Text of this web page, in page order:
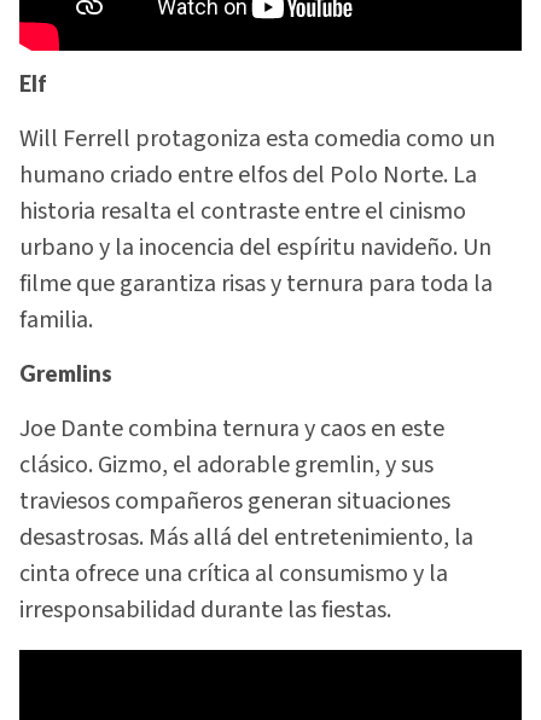
Elf
Will Ferrell protagoniza esta comedia como un
humano criado entre elfos del Polo Norte. La
historia resalta el contraste entre el cinismo
urbano y la inocencia del espíritu navideño. Un
filme que garantiza risas y ternura para toda la
familia.
Gremlins
Joe Dante combina ternura y caos en este
clásico. Gizmo, el adorable gremlin, y sus
traviesos compañeros generan situaciones
desastrosas. Más allá del entretenimiento, la
cinta ofrece una crítica al consumismo y la
irresponsabilidad durante las fiestas.